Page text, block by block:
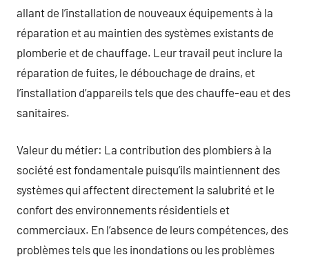
allant de l’installation de nouveaux équipements à la
réparation et au maintien des systèmes existants de
plomberie et de chauffage. Leur travail peut inclure la
réparation de fuites, le débouchage de drains, et
l’installation d’appareils tels que des chauffe-eau et des
sanitaires.
Valeur du métier: La contribution des plombiers à la
société est fondamentale puisqu’ils maintiennent des
systèmes qui affectent directement la salubrité et le
confort des environnements résidentiels et
commerciaux. En l’absence de leurs compétences, des
problèmes tels que les inondations ou les problèmes